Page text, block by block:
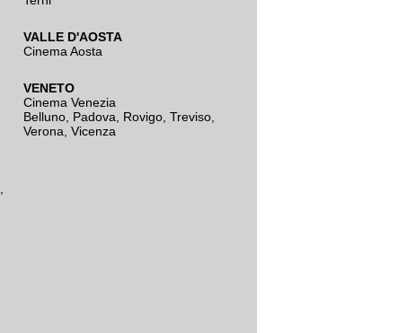
VALLE D'AOSTA
Cinema Aosta
VENETO
Cinema Venezia
Belluno Padova Rovigo Treviso
Verona Vicenza